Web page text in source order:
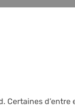
Certaines d’entre